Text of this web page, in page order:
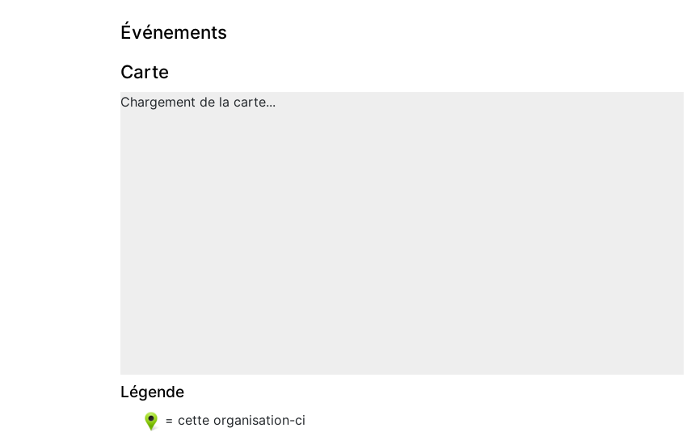
Événements
Carte
Chargement de la carte...
Légende
= cette organisation-ci